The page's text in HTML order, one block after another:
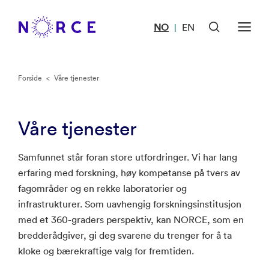
NO | EN
Forside < Våre tjenester
Våre tjenester
Samfunnet står foran store utfordringer. Vi har lang
erfaring med forskning, høy kompetanse på tvers av
fagområder og en rekke laboratorier og
infrastrukturer. Som uavhengig forskningsinstitusjon
med et 360-graders perspektiv, kan NORCE, som en
bredderådgiver, gi deg svarene du trenger for å ta
kloke og bærekraftige valg for fremtiden.